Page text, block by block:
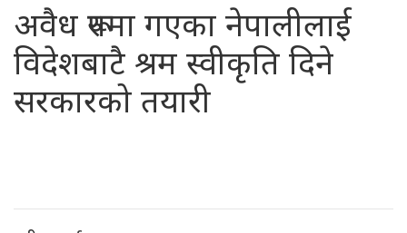
अवैध रूपमा गएका नेपालीलाई
विदेशबाटै श्रम स्वीकृति दिने
सरकारको तयारी